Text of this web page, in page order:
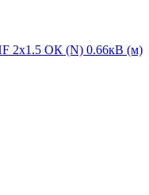
2х1.5 ОК (N) 0.66кВ (м)